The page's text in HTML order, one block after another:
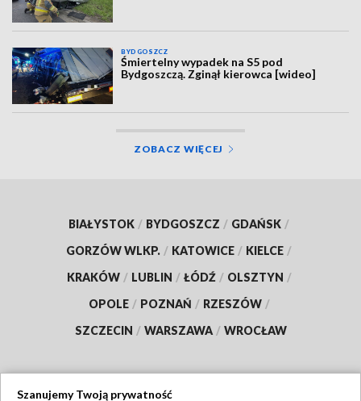
BYDGOSZCZ
Śmiertelny wypadek na S5 pod
Bydgoszczą. Zginął kierowca [wideo]
ZOBACZ WIĘCEJ
BIAŁYSTOK / BYDGOSZCZ / GDAŃSK /
GORZÓW WLKP. / KATOWICE / KIELCE /
KRAKÓW / LUBLIN / ŁÓDŹ / OLSZTYN /
OPOLE / POZNAŃ / RZESZÓW /
SZCZECIN / WARSZAWA / WROCŁAW
Szanujemy Twoją prywatność